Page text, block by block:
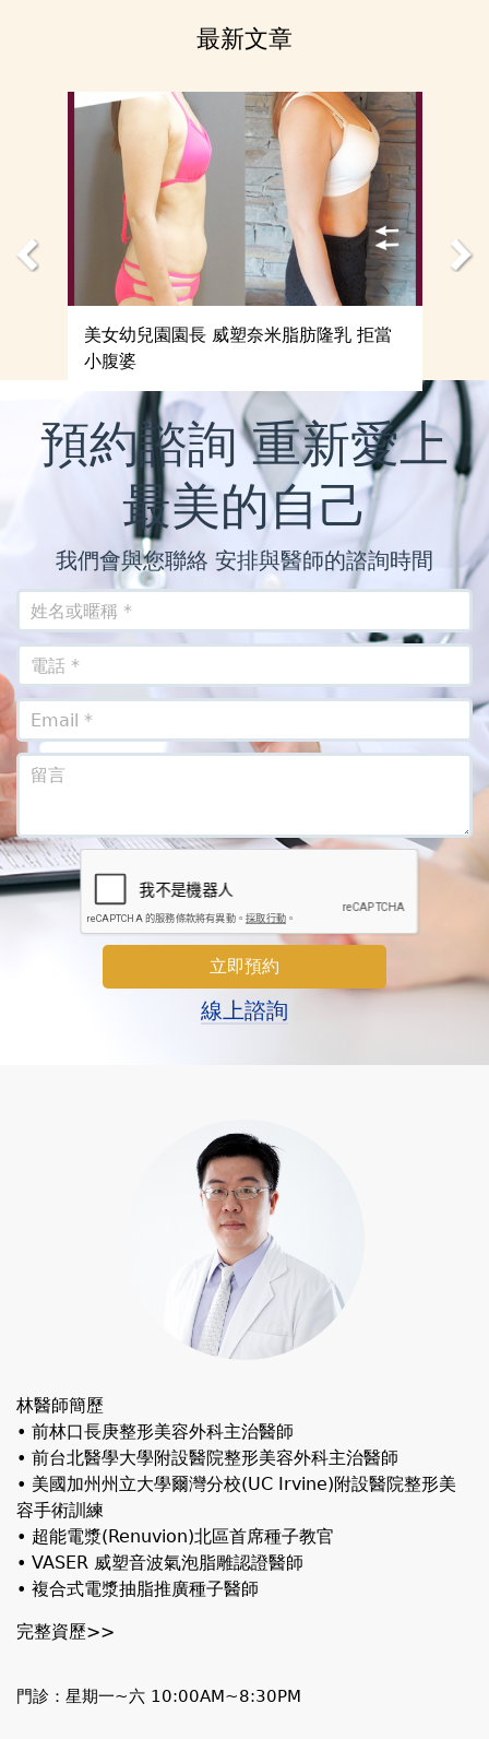
最新文章
美女幼兒園園長 威塑奈米脂肪隆乳 拒當
小腹婆
預約諮詢 重新愛上
最美的自己
我們會與您聯絡 安排與醫師的諮詢時間
線上諮詢
林醫師簡歷
• 前林口長庚整形美容外科主治醫師
• 前台北醫學大學附設醫院整形美容外科主治醫師
• 美國加州州立大學爾灣分校(UC Irvine)附設醫院整形美
容手術訓練
• 超能電漿(Renuvion)北區首席種子教官
• VASER 威塑音波氣泡脂雕認證醫師
• 複合式電漿抽脂推廣種子醫師
完整資歷>>
門診：星期一~六 10:00AM~8:30PM